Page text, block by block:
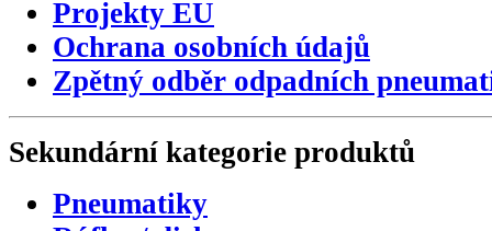
Projekty EU
Ochrana osobních údajů
Zpětný odběr odpadních
Sekundární kategorie produktů
Pneumatiky